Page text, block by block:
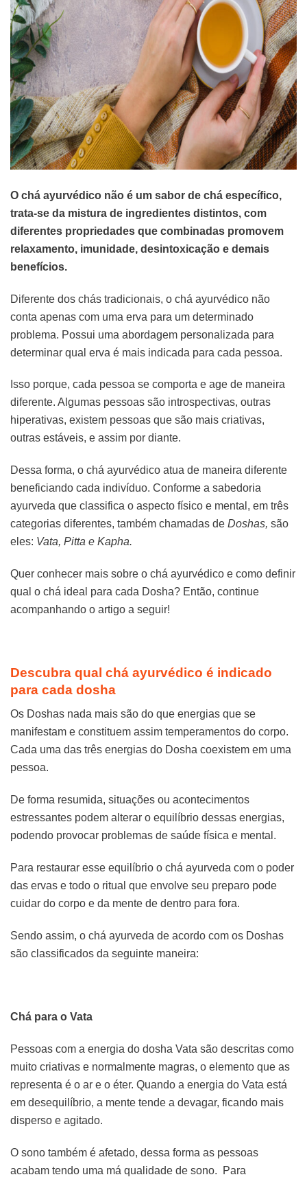
O chá ayurvédico não é um sabor de chá específico,
trata-se da mistura de ingredientes distintos, com
diferentes propriedades que combinadas promovem
relaxamento, imunidade, desintoxicação e demais
benefícios.
Diferente dos chás tradicionais, o chá ayurvédico não
conta apenas com uma erva para um determinado
problema. Possui uma abordagem personalizada para
determinar qual erva é mais indicada para cada pessoa.
Isso porque, cada pessoa se comporta e age de maneira
diferente. Algumas pessoas são introspectivas, outras
hiperativas, existem pessoas que são mais criativas,
outras estáveis, e assim por diante.
Dessa forma, o chá ayurvédico atua de maneira diferente
beneficiando cada indivíduo. Conforme a sabedoria
ayurveda que classifica o aspecto físico e mental, em três
categorias diferentes, também chamadas de Doshas, são
eles: Vata, Pitta e Kapha.
Quer conhecer mais sobre o chá ayurvédico e como definir
qual o chá ideal para cada Dosha? Então, continue
acompanhando o artigo a seguir!
Descubra qual chá ayurvédico é indicado
para cada dosha
Os Doshas nada mais são do que energias que se
manifestam e constituem assim temperamentos do corpo.
Cada uma das três energias do Dosha coexistem em uma
pessoa.
De forma resumida, situações ou acontecimentos
estressantes podem alterar o equilíbrio dessas energias,
podendo provocar problemas de saúde física e mental.
Para restaurar esse equilíbrio o chá ayurveda com o poder
das ervas e todo o ritual que envolve seu preparo pode
cuidar do corpo e da mente de dentro para fora.
Sendo assim, o chá ayurveda de acordo com os Doshas
são classificados da seguinte maneira:
Chá para o Vata
Pessoas com a energia do dosha Vata são descritas como
muito criativas e normalmente magras, o elemento que as
representa é o ar e o éter. Quando a energia do Vata está
em desequilíbrio, a mente tende a devagar, ficando mais
disperso e agitado.
O sono também é afetado, dessa forma as pessoas
acabam tendo uma má qualidade de sono. Para